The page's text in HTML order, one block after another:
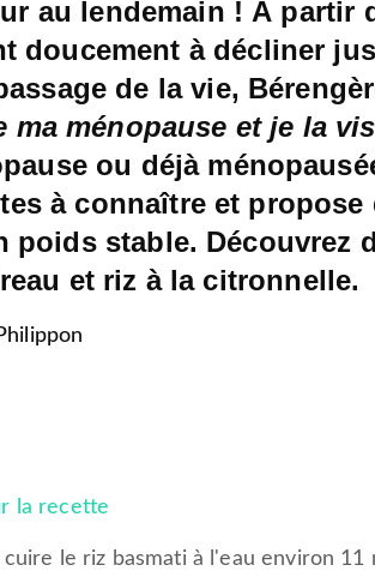
au lendemain ! À partir
doucement à décliner
de la vie,
ma ménopause et je la
ou déjà
à connaître et propose
stable. Découvrez
et riz à la citronnelle.
la recette
cuire le riz basmati à l'eau environ 11